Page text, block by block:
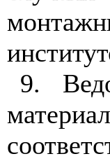
9.